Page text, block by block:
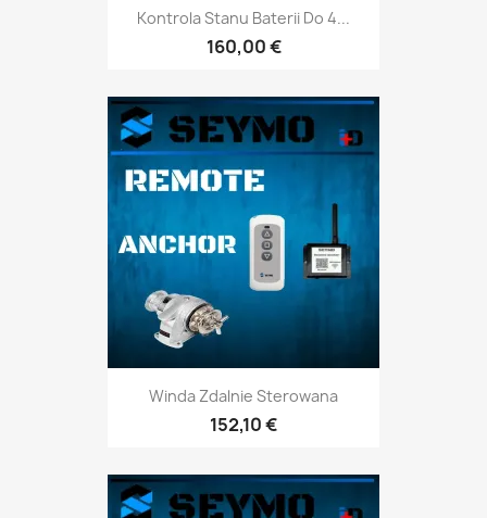
Kontrola Stanu Baterii Do 4...
160,00 €
Winda Zdalnie Sterowana
152,10 €